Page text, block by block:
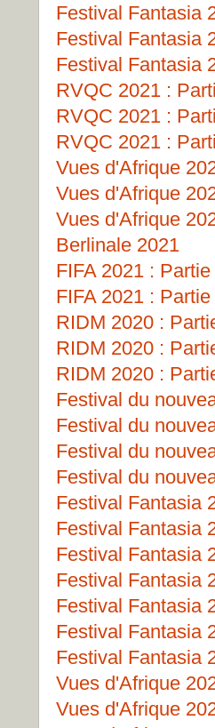
Festival Fantasia
Festival Fantasia
Festival Fantasia
RVQC 2021 :
RVQC 2021 :
RVQC 2021 :
Vues d'Afrique
Vues d'Afrique
Vues d'Afrique
Berlinale 2021
FIFA 2021 : Partie
FIFA 2021 : Partie
RIDM 2020 :
RIDM 2020 :
RIDM 2020 :
Festival du
Festival du
Festival du
Festival du
Festival Fantasia
Festival Fantasia
Festival Fantasia
Festival Fantasia
Festival Fantasia
Festival Fantasia
Festival Fantasia
Vues d'Afrique
Vues d'Afrique